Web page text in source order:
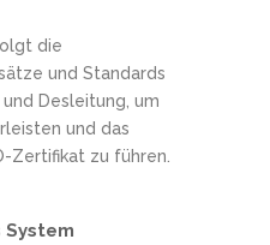
die
und Standards
Desleitung, um
und das
Zertifikat zu führen.
System